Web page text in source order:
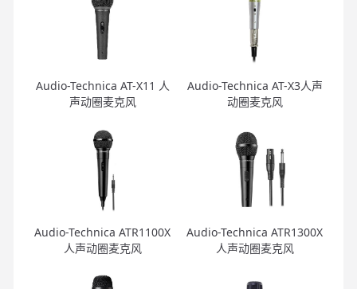
Audio-Technica AT-X11 人
声动圈麦克风
Audio-Technica AT-X3人声
动圈麦克风
Audio-Technica ATR1100X
人声动圈麦克风
Audio-Technica ATR1300X
人声动圈麦克风